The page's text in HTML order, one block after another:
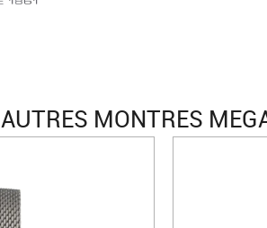
AUTRES MONTRES